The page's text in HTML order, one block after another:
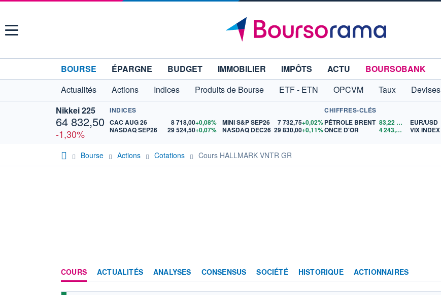
Menu
BOURSE ÉPARGNE BUDGET IMMOBILIER IMPÔTS ACTU
BOURSOBANK
Actualités
Actions Indices Produits de Bourse ETF - ETN OPCVM Taux Devises
Nikkei 225
64 832,50
-1,30%
INDICES
CAC AUG 26
8 718,00+0,08%
NASDAQ SEP26
29 524,50+0,07%
MINI S&P SEP26 7 732,75+0,02%
NASDAQ DEC26 29 830,00+0,11%
CHIFFRES-CLÉS
PÉTROLE BRENT 83,22
ONCE D'OR
4 243,01 $US
EUR/USD
VIX INDEX
Bourse Actions Cotations Cours HALLMARK VNTR GR
COURS ACTUALITÉS ANALYSES CONSENSUS SOCIÉTÉ HISTORIQUE ACTIONNAIRES